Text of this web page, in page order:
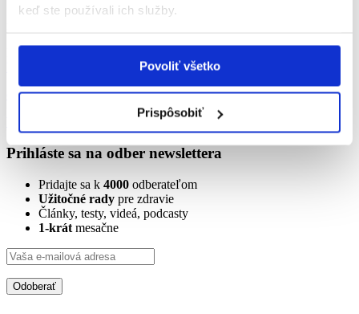
keď ste používali ich služby.
Povoliť všetko
Prispôsobiť
omd@omdvsr.sk
Všetky pacientske organizácie
Prihláste sa na odber newslettera
Pridajte sa k 4000 odberateľom
Užitočné rady pre zdravie
Články, testy, videá, podcasty
1-krát mesačne
Odoberať